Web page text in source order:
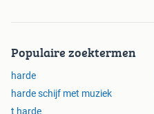
Populaire zoektermen
harde
harde schijf met muziek
t harde